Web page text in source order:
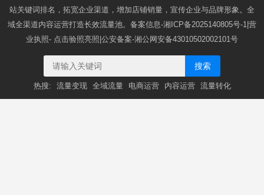
站关键词排名，拓宽企业渠道，增加店铺销量，宣传企业与品牌形象。全
域全渠道内容运营打造长效流量池。备案信息-湘ICP备2025140805号-1 |营
业执照- 点击验照亮照 |公安备案-湘公网安备43010502002101号
搜索
热搜: 流量变现 全域流量 电商运营 内容运营 流量转化